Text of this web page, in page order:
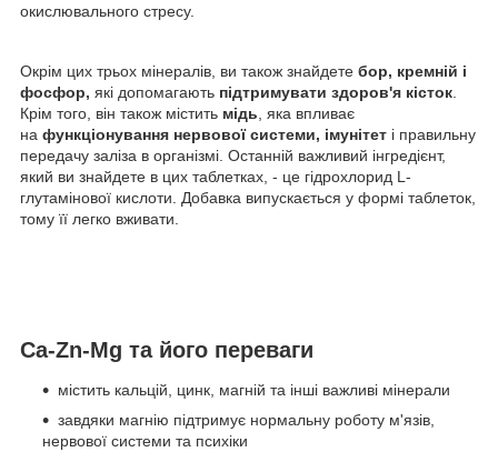
окислювального стресу.
Окрім цих трьох мінералів, ви також знайдете бор, кремній і
фосфор, які допомагають підтримувати здоров'я кісток
Крім того, він також містить мідь , яка впливає
на функціонування нервової системи, імунітет і правильну
передачу заліза в організмі. Останній важливий інгредієнт,
який ви знайдете в цих таблетках, - це гідрохлорид L-
глутамінової кислоти. Добавка випускається у формі таблеток,
тому її легко вживати.
Ca-Zn-Mg та його переваги
містить кальцій, цинк, магній та інші важливі мінерали
завдяки магнію підтримує нормальну роботу м'язів,
нервової системи та психіки